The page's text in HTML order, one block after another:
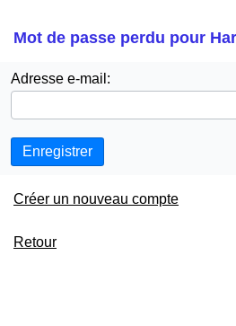
Mot de passe perdu pour
Adresse e-mail:
Enregistrer
Créer un nouveau compte
Retour